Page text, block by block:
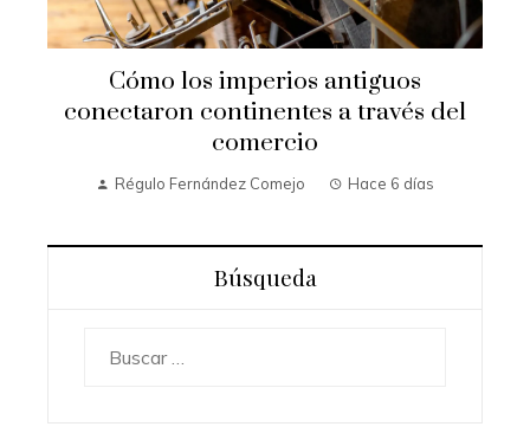
Cómo los imperios antiguos
conectaron continentes a través del
comercio
Régulo Fernández Comejo Hace 6 días
Búsqueda